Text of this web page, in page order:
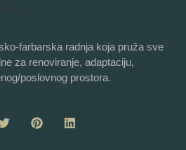
farbarska radnja koja pruža sve
za renoviranje, adaptaciju,
poslovnog prostora.